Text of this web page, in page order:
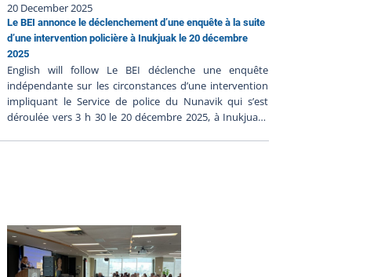
20 December 2025
Le BEI annonce le déclenchement d’une enquête à la suite
d’une intervention policière à Inukjuak le 20 décembre
2025
English will follow Le BEI déclenche une enquête
indépendante sur les circonstances d’une intervention
impliquant le Service de police du Nunavik qui s’est
déroulée vers 3 h 30 le 20 décembre 2025, à Inukjuak.
d’enquête, notamment la scène, rencontrer des
témoins et les familles impliqués. Le Bureau des
enquêtes indépendantes a pour mission de faire la
lumière complète sur les faits entourant une